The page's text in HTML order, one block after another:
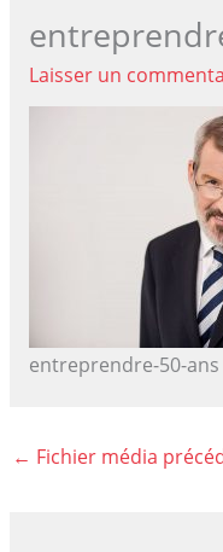
Laisser un
entreprendre-50-ans
← Fichier média